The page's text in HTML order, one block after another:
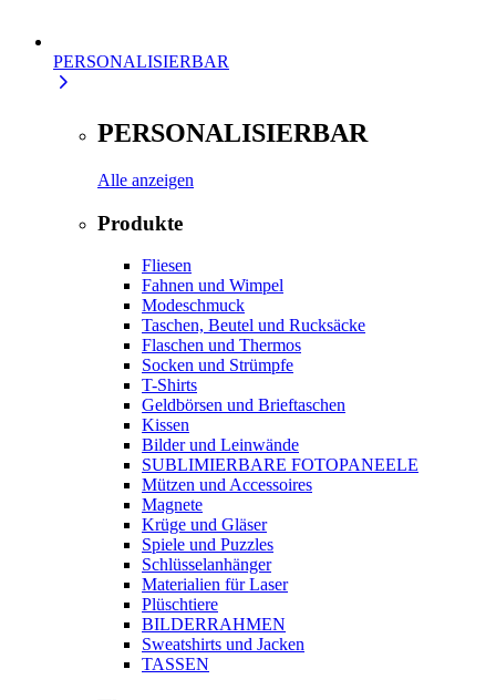
PERSONALISIERBAR
PERSONALISIERBAR
Alle anzeigen
Produkte
Fliesen
Fahnen und Wimpel
Modeschmuck
Taschen, Beutel und Rucksäcke
Flaschen und Thermos
Socken und Strümpfe
T-Shirts
Geldbörsen und Brieftaschen
Kissen
Bilder und Leinwände
SUBLIMIERBARE FOTOPANEELE
Mützen und Accessoires
Magnete
Krüge und Gläser
Spiele und Puzzles
Schlüsselanhänger
Materialien für Laser
Plüschtiere
BILDERRAHMEN
Sweatshirts und Jacken
TASSEN